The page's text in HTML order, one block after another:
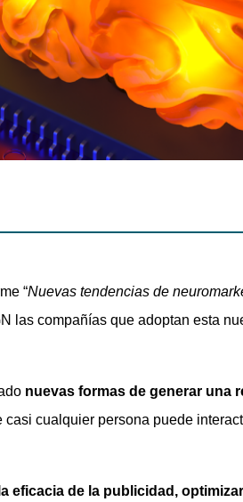
“Nuevas tendencias de
las compañías que adoptan esta
nuevas formas de generar una
casi cualquier persona puede
eficacia de la publicidad,